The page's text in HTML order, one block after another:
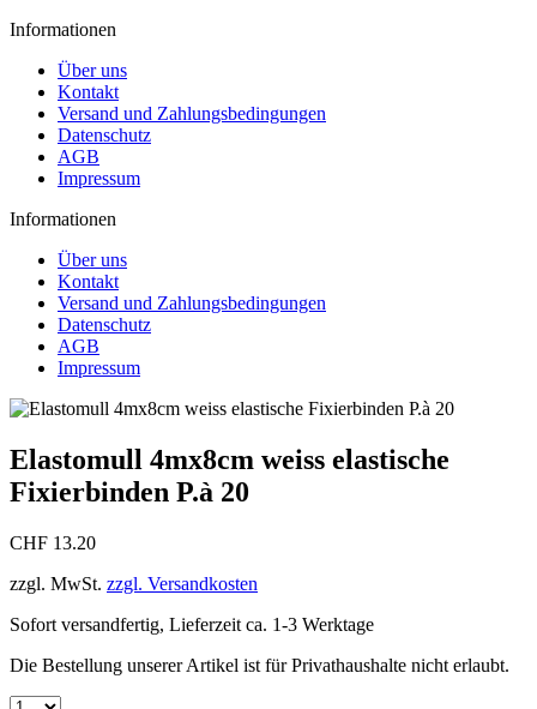
Informationen
Über uns
Kontakt
Versand und Zahlungsbedingungen
Datenschutz
AGB
Impressum
Informationen
Über uns
Kontakt
Versand und Zahlungsbedingungen
Datenschutz
AGB
Impressum
Elastomull 4mx8cm weiss elastische
Fixierbinden P.à 20
CHF 13.20
zzgl. MwSt. zzgl. Versandkosten
Sofort versandfertig, Lieferzeit ca. 1-3 Werktage
Die Bestellung unserer Artikel ist für Privathaushalte nicht erlaubt.